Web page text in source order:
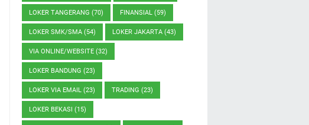
LOKER TANGERANG (70) FINANSIAL (59)
LOKER SMK/SMA (54) LOKER JAKARTA (43)
VIA ONLINE/WEBSITE (32)
LOKER BANDUNG (23)
LOKER VIA EMAIL (23) TRADING (23)
LOKER BEKASI (15)